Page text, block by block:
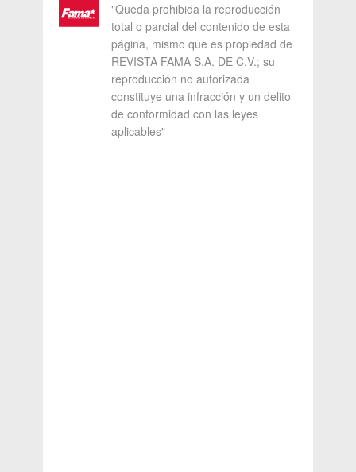
"Queda prohibida la reproducción
total o parcial del contenido de esta
página, mismo que es propiedad de
REVISTA FAMA S.A. DE C.V.; su
reproducción no autorizada
constituye una infracción y un delito
de conformidad con las leyes
aplicables"